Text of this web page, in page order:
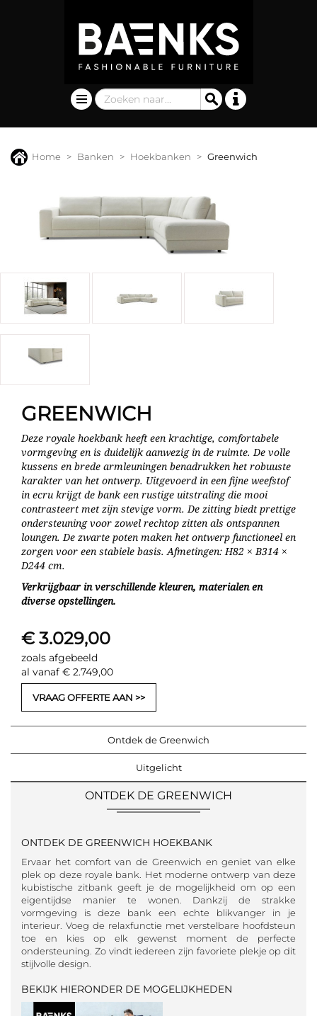
Home Banken Hoekbanken Greenwich
GREENWICH
Deze royale hoekbank heeft een krachtige, comfortabele
vormgeving en is duidelijk aanwezig in de ruimte. De volle
kussens en brede armleuningen benadrukken het robuuste
karakter van het ontwerp. Uitgevoerd in een fijne weefstof
in ecru krijgt de bank een rustige uitstraling die mooi
contrasteert met zijn stevige vorm. De zitting biedt prettige
ondersteuning voor zowel rechtop zitten als ontspannen
loungen. De zwarte poten maken het ontwerp functioneel en
zorgen voor een stabiele basis. Afmetingen: H82 × B314 ×
D244 cm.
Verkrijgbaar in verschillende kleuren, materialen en
diverse opstellingen.
€ 3.029,00
zoals afgebeeld
al vanaf € 2.749,00
VRAAG OFFERTE AAN
Ontdek de Greenwich
Uitgelicht
ONTDEK DE GREENWICH
ONTDEK DE GREENWICH HOEKBANK
Ervaar het comfort van de Greenwich en geniet van elke
plek op deze royale bank. Het moderne ontwerp van deze
kubistische zitbank geeft je de mogelijkheid om op een
eigentijdse manier te wonen. Dankzij de strakke
vormgeving is deze bank een echte blikvanger in je
interieur. Voeg de relaxfunctie met verstelbare hoofdsteun
toe en kies op elk gewenst moment de perfecte
ondersteuning. Zo vindt iedereen zijn favoriete plekje op dit
stijlvolle design.
BEKIJK HIERONDER DE MOGELIJKHEDEN